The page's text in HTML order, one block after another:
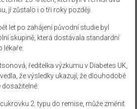
jí zůstalo i o tři roky později.
let po zahájení původní studie byl
skupině, která dostávala standardní
lékaře.
ředitelka výzkumu v Diabetes UK,
že výsledky ukazují, že dlouhodobé
2. typu do remise, může změnit